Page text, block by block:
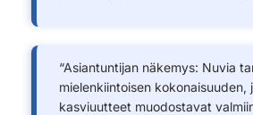
“Asiantuntijan näkemys: Nuvia
mielenkiintoisen kokonaisuuden,
kasviuutteet muodostavat